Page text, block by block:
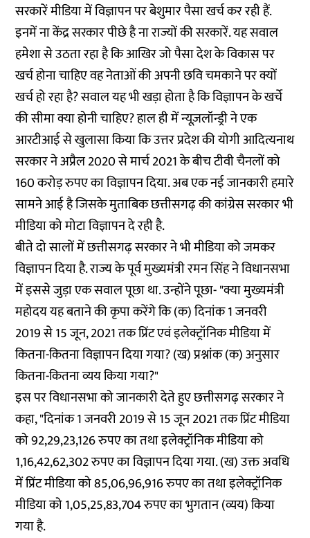
सरकारें मीडिया में विज्ञापन पर बेशुमार पैसा खर्च कर रही हैं.
इनमें ना केंद्र सरकार पीछे है ना राज्यों की सरकारें. यह सवाल
हमेशा से उठता रहा है कि आखिर जो पैसा देश के विकास पर
खर्च होना चाहिए वह नेताओं की अपनी छवि चमकाने पर क्यों
खर्च हो रहा है? सवाल यह भी खड़ा होता है कि विज्ञापन के खर्चे
की सीमा क्या होनी चाहिए? हाल ही में न्यूज़लॉन्ड्री ने एक
आरटीआई से खुलासा किया कि उत्तर प्रदेश की योगी आदित्यनाथ
सरकार ने अप्रैल 2020 से मार्च 2021 के बीच टीवी चैनलों को
160 करोड़ रुपए का विज्ञापन दिया. अब एक नई जानकारी हमारे
सामने आई है जिसके मुताबिक छत्तीसगढ़ की कांग्रेस सरकार भी
मीडिया को मोटा विज्ञापन दे रही है.
बीते दो सालों में छत्तीसगढ़ सरकार ने भी मीडिया को जमकर
विज्ञापन दिया है. राज्य के पूर्व मुख्यमंत्री रमन सिंह ने विधानसभा
में इससे जुड़ा एक सवाल पूछा था. उन्होंने पूछा- "क्या मुख्यमंत्री
महोदय यह बताने की कृपा करेंगे कि (क) दिनांक 1 जनवरी
2019 से 15 जून, 2021 तक प्रिंट एवं इलेक्ट्रॉनिक मीडिया में
कितना-कितना विज्ञापन दिया गया? (ख) प्रश्नांक (क) अनुसार
कितना-कितना व्यय किया गया?"
इस पर विधानसभा को जानकारी देते हुए छत्तीसगढ़ सरकार ने
कहा, "दिनांक 1 जनवरी 2019 से 15 जून 2021 तक प्रिंट मीडिया
को 92,29,23,126 रुपए का तथा इलेक्ट्रॉनिक मीडिया को
1,16,42,62,302 रुपए का विज्ञापन दिया गया. (ख) उक्त अवधि
में प्रिंट मीडिया को 85,06,96,916 रुपए का तथा इलेक्ट्रॉनिक
मीडिया को 1,05,25,83,704 रुपए का भुगतान (व्यय) किया
गया है.